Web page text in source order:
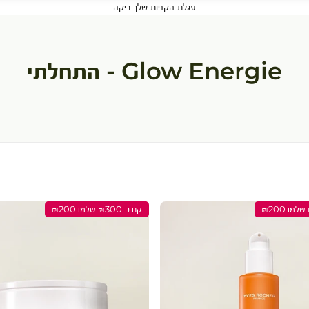
עגלת הקניות שלך ריקה
Glow Energie - התחלתי
קנו ב-₪300 שלמו ₪200